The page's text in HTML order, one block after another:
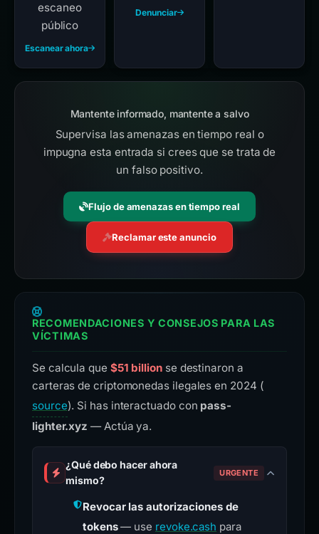
escaneo
público
Escanear ahora
Denunciar
Mantente informado, mantente a salvo
Supervisa las amenazas en tiempo real o
impugna esta entrada si crees que se trata de
un falso positivo.
Flujo de amenazas en tiempo real
Reclamar este anuncio
RECOMENDACIONES Y CONSEJOS PARA LAS
VÍCTIMAS
Se calcula que $51 billionse destinaron a
carteras de criptomonedas ilegales en 2024 (
source). Si has interactuado con pass-
lighter.xyz — Actúa ya.
¿Qué debo hacer ahora
mismo?
URGENTE
Revocar las autorizaciones de
tokens— use revoke.cash para